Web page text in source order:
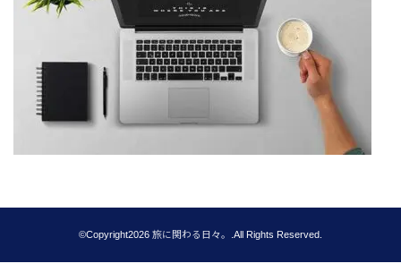
©Copyright2026 旅に関わる日々。 .All Rights Reserved.